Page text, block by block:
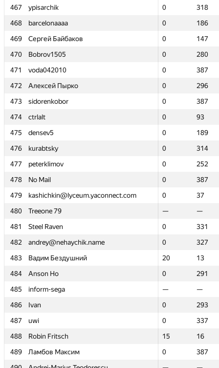
467
ypisarchik 0
318
468
barcelonaaaa 0
186
469
Сергей Байбаков 0
147
470
Bobrov1505 0
280
471
voda042010 0
387
472
Алексей Пырко 0
296
473
sidorenkobor 0
387
474
ctrlalt 0
93
475
densev5 0
189
476
kurabtsky 0
314
477
peterklimov 0
252
478
No Mail 0
387
479
kashichkin@lyceum.yaconnect.com 0
37
480
Treeone 79 —
—
481
Steel Raven 0
331
482
andrey@nehaychik.name 0
327
483
Вадим Бездушний 20
13
484
Anson Ho 0
291
485
inform-sega —
—
486
Ivan 0
293
487
uwi 0
337
488
Robin Fritsch 15
16
489
Ламбов Максим 0
387
467
ypisarchik 0
318
468
barcelonaaaa 0
186
469
Сергей Байбаков 0
147
470
Bobrov1505 0
280
471
voda042010 0
387
472
Алексей Пырко 0
296
473
sidorenkobor 0
387
474
ctrlalt 0
93
475
densev5 0
189
476
kurabtsky 0
314
477
peterklimov 0
252
478
No Mail 0
387
479
kashichkin@lyceum.yaconnect.com 0
37
480
Treeone 79 —
—
481
Steel Raven 0
331
482
andrey@nehaychik.name 0
327
483
Вадим Бездушний 20
13
484
Anson Ho 0
291
485
inform-sega —
—
486
Ivan 0
293
487
uwi 0
337
488
Robin Fritsch 15
16
489
Ламбов Максим 0
387